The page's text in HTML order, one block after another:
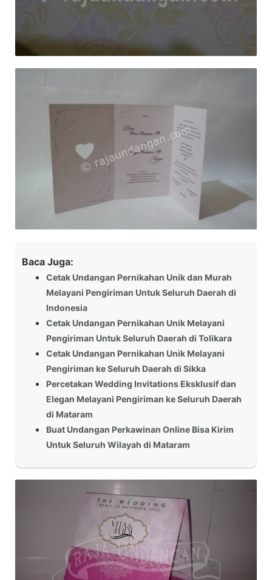
Baca Juga:
Cetak Undangan Pernikahan Unik dan Murah
Melayani Pengiriman Untuk Seluruh Daerah di
Indonesia
Cetak Undangan Pernikahan Unik Melayani
Pengiriman Untuk Seluruh Daerah di Tolikara
Cetak Undangan Pernikahan Unik Melayani
Pengiriman ke Seluruh Daerah di Sikka
Percetakan Wedding Invitations Eksklusif dan
Elegan Melayani Pengiriman ke Seluruh Daerah
di Mataram
Buat Undangan Perkawinan Online Bisa Kirim
Untuk Seluruh Wilayah di Mataram